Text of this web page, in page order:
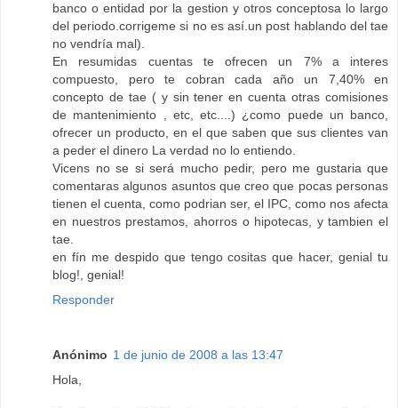
banco o entidad por la gestion y otros conceptosa lo largo
del periodo.corrigeme si no es así.un post hablando del tae
no vendría mal).
En resumidas cuentas te ofrecen un 7% a interes
compuesto, pero te cobran cada año un 7,40% en
concepto de tae ( y sin tener en cuenta otras comisiones
de mantenimiento , etc, etc....) ¿como puede un banco,
ofrecer un producto, en el que saben que sus clientes van
a peder el dinero La verdad no lo entiendo.
Vicens no se si será mucho pedir, pero me gustaria que
comentaras algunos asuntos que creo que pocas personas
tienen el cuenta, como podrian ser, el IPC, como nos afecta
en nuestros prestamos, ahorros o hipotecas, y tambien el
tae.
en fín me despido que tengo cositas que hacer, genial tu
blog!, genial!
Responder
Anónimo 1 de junio de 2008 a las 13:47
Hola,